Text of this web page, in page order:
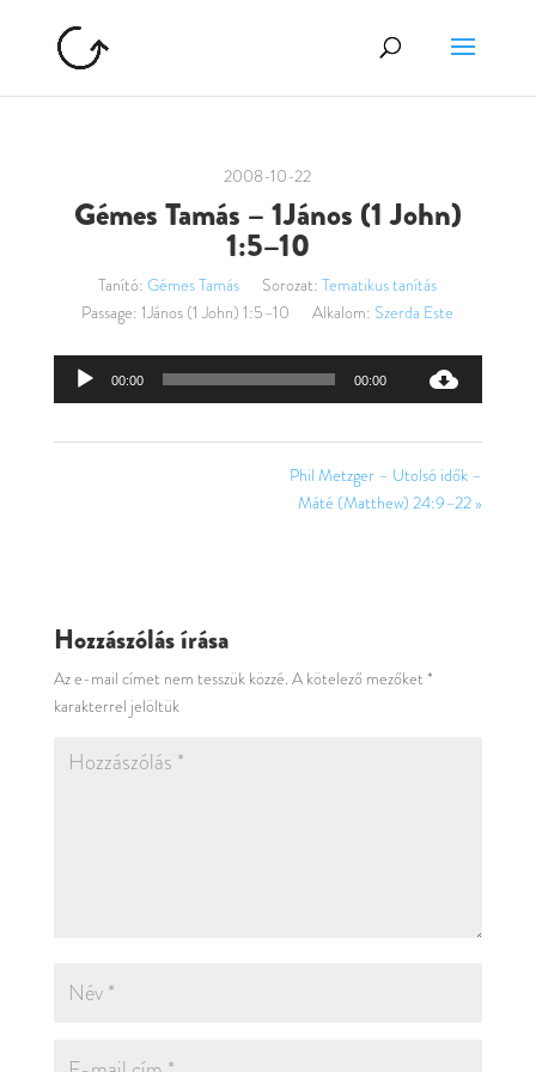
2008-10-22
Gémes Tamás – 1János (1 John)
1:5–10
Tanító: Gémes Tamás Sorozat: Tematikus tanítás
Passage: 1János (1 John) 1:5–10 Alkalom: Szerda Este
Audió
00:00 00:00
Phil Metzger – Utolsó idők –
Máté (Matthew) 24:9–22 »
Hozzászólás írása
Az e-mail címet nem tesszük közzé. A kötelező mezőket *
karakterrel jelöltük